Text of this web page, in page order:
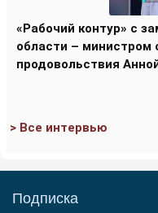
«Рабочий контур» с
области – министром
продовольствия
> Все интервью
Подписка